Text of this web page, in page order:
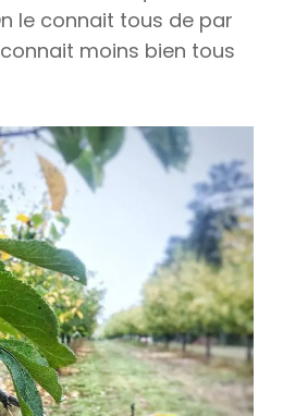
le connait tous de par
moins bien tous